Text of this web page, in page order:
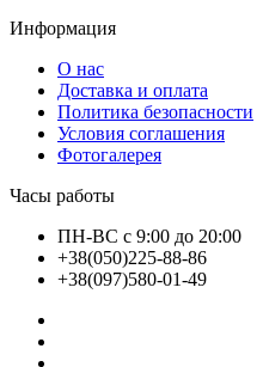
Информация
О нас
Доставка и оплата
Политика безопасности
Условия соглашения
Фотогалерея
Часы работы
ПН-ВС с 9:00 до 20:00
+38(050)225-88-86
+38(097)580-01-49